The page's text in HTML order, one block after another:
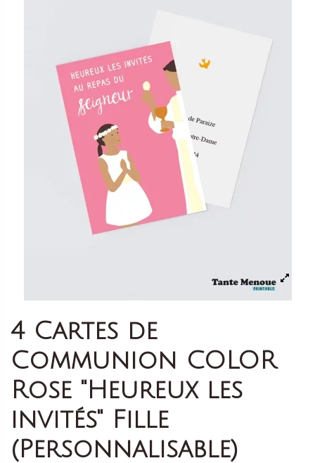
4 Cartes de
Communion COLOR
Rose "Heureux les
invités" Fille
(Personnalisable)